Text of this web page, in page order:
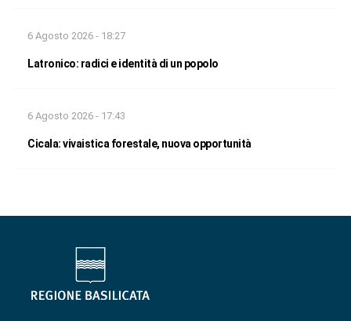
6 Agosto 2026 - 18:27
Latronico: radici e identità di un popolo
6 Agosto 2026 - 17:43
Cicala: vivaistica forestale, nuova opportunità